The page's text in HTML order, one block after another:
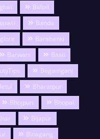
Balod
Banda
Barabanki
Barwani
Basti
Begamganj
Bharatpur
Bhojpuri
Bhopal
Bijapur
Binagang